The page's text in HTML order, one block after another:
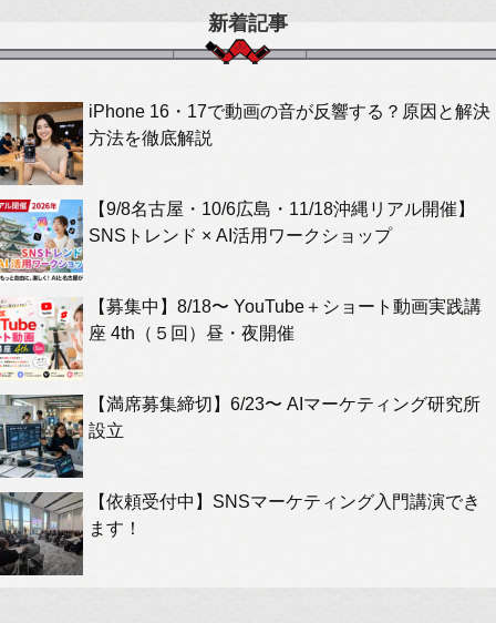
新着記事
iPhone 16・17で動画の音が反響する？原因と解決
方法を徹底解説
【9/8名古屋・10/6広島・11/18沖縄リアル開催】
SNSトレンド × AI活用ワークショップ
【募集中】8/18〜 YouTube＋ショート動画実践講
座 4th（５回）昼・夜開催
【満席募集締切】6/23〜 AIマーケティング研究所
設立
【依頼受付中】SNSマーケティング入門講演でき
ます！